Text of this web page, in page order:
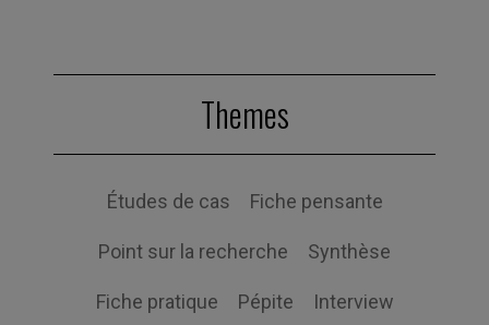
Themes
Études de cas Fiche pensante
Point sur la recherche Synthèse
Fiche pratique Pépite Interview